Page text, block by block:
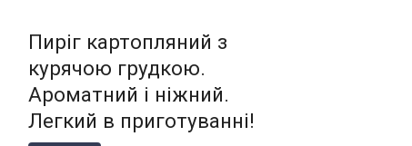
Пиріг картопляний з
курячою грудкою.
Ароматний і ніжний.
Легкий в приготуванні!